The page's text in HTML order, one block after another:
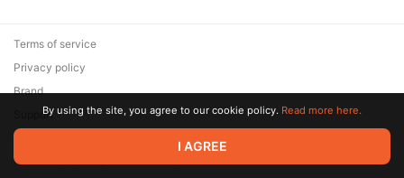
© 2026 Zaya Solutions Limited. All rights reserved. All trademarks
are the property of their respective owners.
Terms of service
Privacy policy
Brand
SupportBy using the site, you agree to our cookie policy. Read more here.
I AGREE